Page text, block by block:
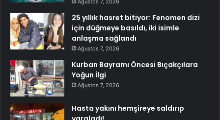
Ağustos 7, 2026
25 yıllık hasret bitiyor: Fenomen dizi
için düğmeye basıldı, iki isimle
anlaşma sağlandı
Ağustos 7, 2026
Kurban Bayramı Öncesi Bıçakçılara
Yoğun İlgi
Ağustos 7, 2026
Hasta yakını hemşireye saldırıp